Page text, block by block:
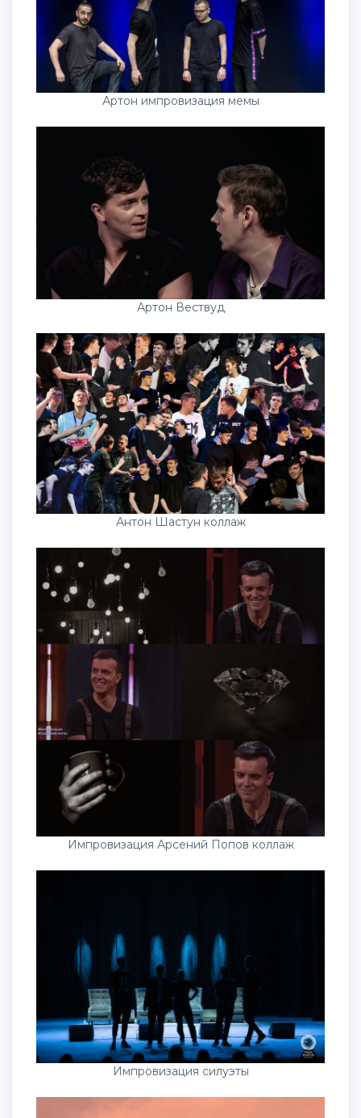
Артон импровизация мемы
Артон Вествуд
Антон Шастун коллаж
Импровизация Арсений Попов коллаж
Импровизация силуэты